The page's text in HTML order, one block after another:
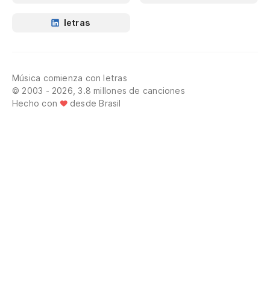
letras
Música comienza con letras
© 2003 - 2026, 3.8 millones de canciones
Hecho con
desde Brasil